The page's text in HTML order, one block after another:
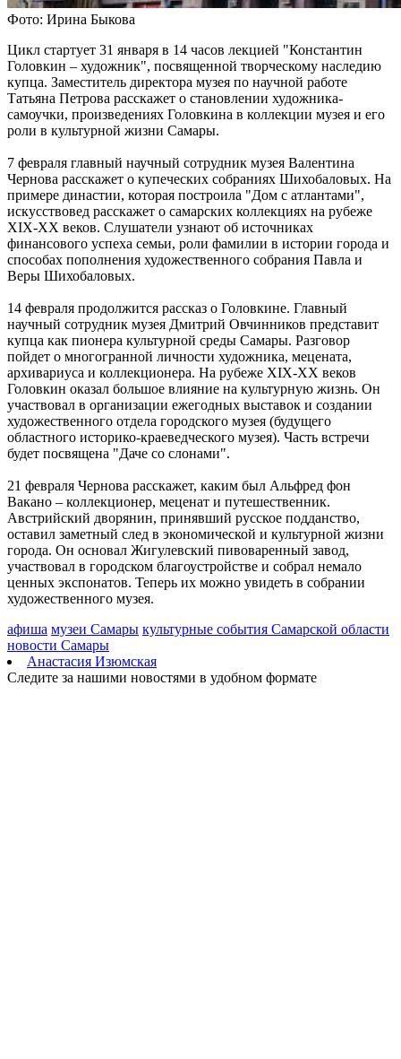
08.08.2026 | 15:18
Самарцев приглашают на бесплатные показы советского кино
8 и 9 августа
08.08.2026 | 14:52
Вячеслав Федорищев награжден почетной грамотой
Минобороны России
08.08.2026 | 14:23
Самарскую область накроет гроза с градом 8 августа
Самарцам покажут фильм о жизни и трагической гибели
Ивана Блока
08.08.2026 | 12:52
Стали известны подробности столкновения катера и лодки в
Красноглинском районе
08.08.2026 | 12:31
Вячеслав Федорищев рассказал о последствиях атаки ВСУ на
регион
Водитель "Мазды" сбил женщину на улице Подшипниковой в
Самаре
08.08.2026 | 12:12
Ударила собутыльника: на тольяттинку завели "уголовку"
08.08.2026 | 11:40
В Самаре ветераны СВО сыграли в пляжный волейбол с
молодежью
08.08.2026 | 11:20
В Самаре со дна Волги подняли тело утонувшего мужчины
08.08.2026 | 11:15
Днем физкультурника
08.08.2026 | 11:05
Два человека погибли в столкновении моторной лодки и
катера в Самарской области
08.08.2026 | 10:35
Народные приметы на 9 августа 2026 года: что нельзя делать в
этот день
08.08.2026 | 10:27
адресов
08.08.2026 | 10:15
День физкультурника в России: какие праздники отмечают 8
августа
Фото: Ирина Быкова
Цикл стартует 31 января в 14 часов лекцией "Константин
Головкин – художник", посвященной творческому наследию
купца. Заместитель директора музея по научной работе
Татьяна Петрова расскажет о становлении художника-
самоучки, произведениях Головкина в коллекции музея и его
роли в культурной жизни Самары.
7 февраля главный научный сотрудник музея Валентина
Чернова расскажет о купеческих собраниях Шихобаловых. На
примере династии, которая построила "Дом с атлантами",
искусствовед расскажет о самарских коллекциях на рубеже
XIX-XX веков. Слушатели узнают об источниках
финансового успеха семьи, роли фамилии в истории города и
способах пополнения художественного собрания Павла и
Веры Шихобаловых.
14 февраля продолжится рассказ о Головкине. Главный
научный сотрудник музея Дмитрий Овчинников представит
купца как пионера культурной среды Самары. Разговор
пойдет о многогранной личности художника, мецената,
архивариуса и коллекционера. На рубеже XIX-XX веков
Головкин оказал большое влияние на культурную жизнь. Он
участвовал в организации ежегодных выставок и создании
художественного отдела городского музея (будущего
областного историко-краеведческого музея). Часть встречи
будет посвящена "Даче со слонами".
21 февраля Чернова расскажет, каким был Альфред фон
Вакано – коллекционер, меценат и путешественник.
Австрийский дворянин, принявший русское подданство,
оставил заметный след в экономической и культурной жизни
города. Он основал Жигулевский пивоваренный завод,
участвовал в городском благоустройстве и собрал немало
ценных экспонатов. Теперь их можно увидеть в собрании
художественного музея.
афиша музеи Самары культурные события Самарской области
новости Самары
Анастасия Изюмская
Следите за нашими новостями в удобном формате